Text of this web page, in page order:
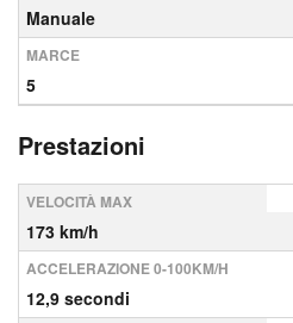
Manuale
MARCE
5
Prestazioni
VELOCITÀ MAX
173 km/h
ACCELERAZIONE 0-100KM/H
12,9 secondi